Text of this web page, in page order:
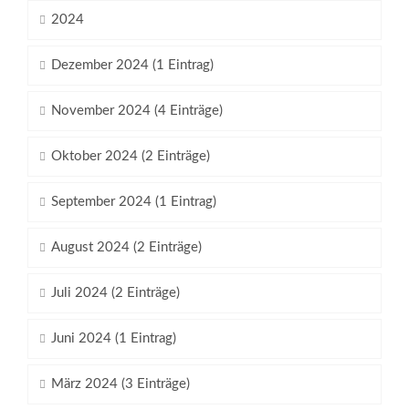
2024
Dezember 2024 (1 Eintrag)
November 2024 (4 Einträge)
Oktober 2024 (2 Einträge)
September 2024 (1 Eintrag)
August 2024 (2 Einträge)
Juli 2024 (2 Einträge)
Juni 2024 (1 Eintrag)
März 2024 (3 Einträge)